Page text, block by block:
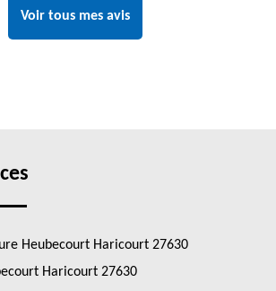
Voir tous mes avis
Heubecourt Haricourt 27630
Haricourt 27630